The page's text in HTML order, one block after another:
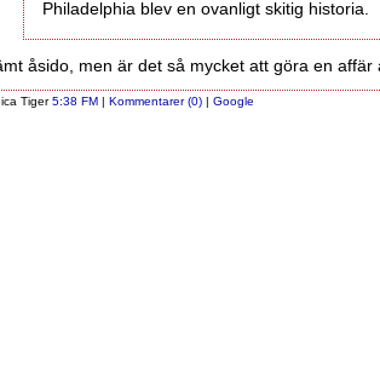
Philadelphia blev en ovanligt skitig historia.
åsido, men är det så mycket att göra en affär
Tiger5:38 FM | Kommentarer (0) | Google